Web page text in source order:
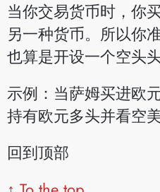
当你交易货币时，你
另一种货币。所以你
也算是开设一个空头
示例：当萨姆买进欧
持有欧元多头并看空美
回到顶部